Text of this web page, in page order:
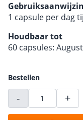
1 capsule per dag
Houdbaar tot
60 capsules:
Bestellen
- +